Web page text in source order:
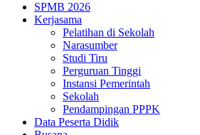
SPMB 2026
Kerjasama
Pelatihan di Sekolah
Narasumber
Studi Tiru
Perguruan Tinggi
Instansi Pemerintah
Sekolah
Pendampingan PPPK
Data Peserta Didik